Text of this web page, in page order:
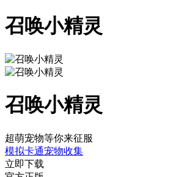
召唤小精灵
召唤小精灵
超萌宠物等你来征服
模拟卡通宠物收集
立即下载